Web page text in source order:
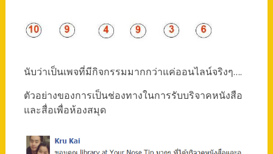
นับว่าเป็นเพจที่มีกิจกรรมมากกว่าแค่ออนไลน์จริงๆ….
ตัวอย่างของการเป็นช่องทางในการรับบริจาคหนังสือ
และสื่อเพื่อห้องสมุด